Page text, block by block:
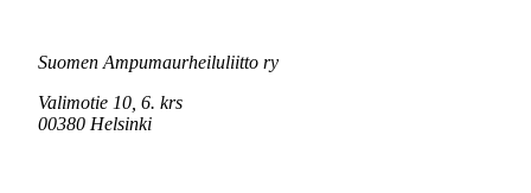
Suomen Ampumaurheiluliitto ry
Valimotie 10, 6. krs
00380 Helsinki